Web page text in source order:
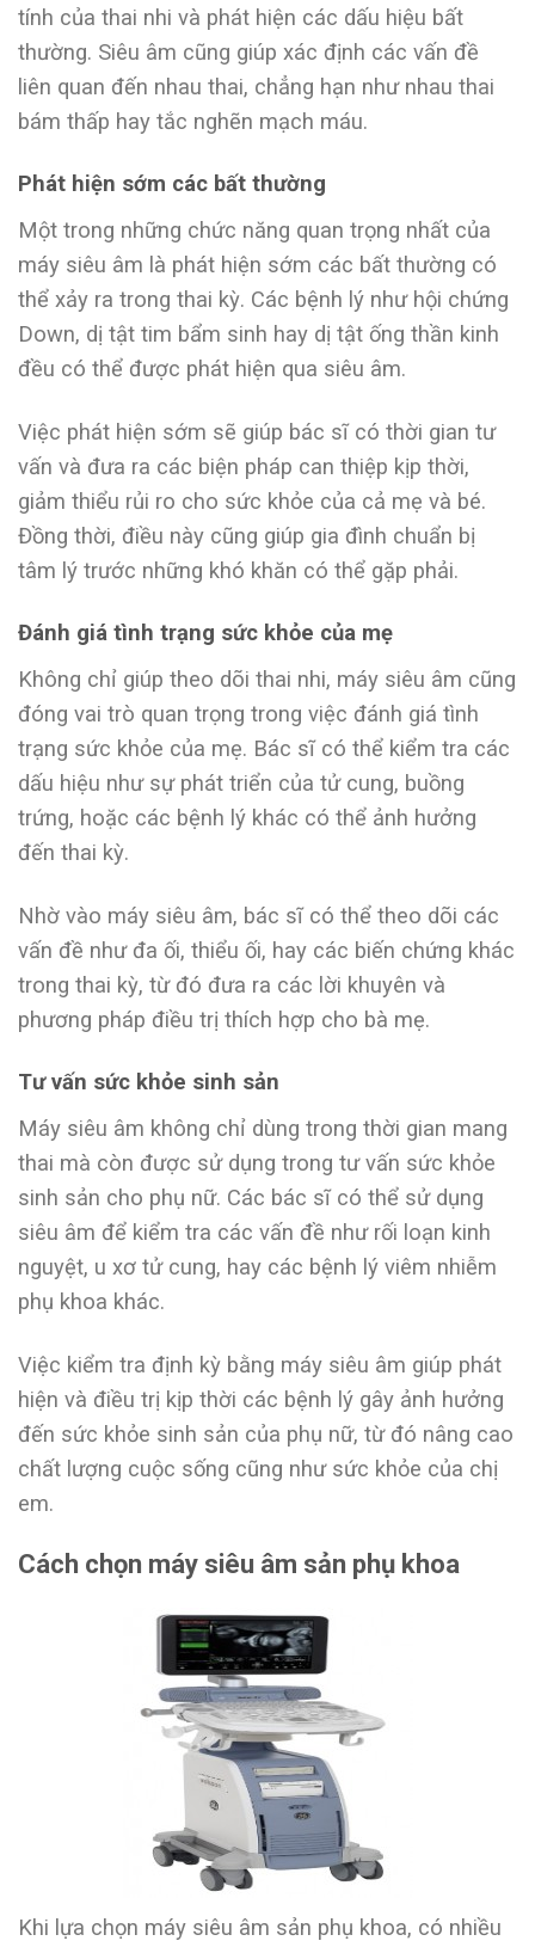
tính của thai nhi và phát hiện các dấu hiệu bất
thường. Siêu âm cũng giúp xác định các vấn đề
liên quan đến nhau thai, chẳng hạn như nhau thai
bám thấp hay tắc nghẽn mạch máu.
Phát hiện sớm các bất thường
Một trong những chức năng quan trọng nhất của
máy siêu âm là phát hiện sớm các bất thường có
thể xảy ra trong thai kỳ. Các bệnh lý như hội chứng
Down, dị tật tim bẩm sinh hay dị tật ống thần kinh
đều có thể được phát hiện qua siêu âm.
Việc phát hiện sớm sẽ giúp bác sĩ có thời gian tư
vấn và đưa ra các biện pháp can thiệp kịp thời,
giảm thiểu rủi ro cho sức khỏe của cả mẹ và bé.
Đồng thời, điều này cũng giúp gia đình chuẩn bị
tâm lý trước những khó khăn có thể gặp phải.
Đánh giá tình trạng sức khỏe của mẹ
Không chỉ giúp theo dõi thai nhi, máy siêu âm cũng
đóng vai trò quan trọng trong việc đánh giá tình
trạng sức khỏe của mẹ. Bác sĩ có thể kiểm tra các
dấu hiệu như sự phát triển của tử cung, buồng
trứng, hoặc các bệnh lý khác có thể ảnh hưởng
đến thai kỳ.
Nhờ vào máy siêu âm, bác sĩ có thể theo dõi các
vấn đề như đa ối, thiểu ối, hay các biến chứng khác
trong thai kỳ, từ đó đưa ra các lời khuyên và
phương pháp điều trị thích hợp cho bà mẹ.
Tư vấn sức khỏe sinh sản
Máy siêu âm không chỉ dùng trong thời gian mang
thai mà còn được sử dụng trong tư vấn sức khỏe
sinh sản cho phụ nữ. Các bác sĩ có thể sử dụng
siêu âm để kiểm tra các vấn đề như rối loạn kinh
nguyệt, u xơ tử cung, hay các bệnh lý viêm nhiễm
phụ khoa khác.
Việc kiểm tra định kỳ bằng máy siêu âm giúp phát
hiện và điều trị kịp thời các bệnh lý gây ảnh hưởng
đến sức khỏe sinh sản của phụ nữ, từ đó nâng cao
chất lượng cuộc sống cũng như sức khỏe của chị
em.
Cách chọn máy siêu âm sản phụ khoa
Khi lựa chọn máy siêu âm sản phụ khoa, có nhiều